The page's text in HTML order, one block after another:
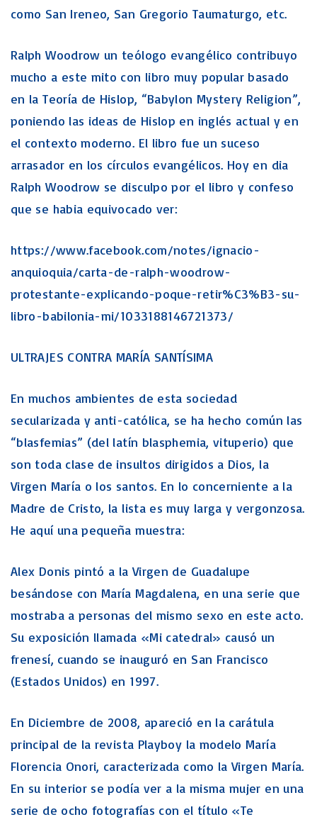
como San Ireneo, San Gregorio Taumaturgo, etc.
Ralph Woodrow un teólogo evangélico contribuyo
mucho a este mito con libro muy popular basado
en la Teoría de Hislop, “Babylon Mystery Religion”,
poniendo las ideas de Hislop en inglés actual y en
el contexto moderno. El libro fue un suceso
arrasador en los círculos evangélicos. Hoy en dia
Ralph Woodrow se disculpo por el libro y confeso
que se habia equivocado ver:
https://www.facebook.com/notes/ignacio-
anquioquia/carta-de-ralph-woodrow-
protestante-explicando-poque-retir%C3%B3-su-
libro-babilonia-mi/1033188146721373/
ULTRAJES CONTRA MARÍA SANTÍSIMA
En muchos ambientes de esta sociedad
secularizada y anti-católica, se ha hecho común las
“blasfemias” (del latín blasphemia, vituperio) que
son toda clase de insultos dirigidos a Dios, la
Virgen María o los santos. En lo concerniente a la
Madre de Cristo, la lista es muy larga y vergonzosa.
He aquí una pequeña muestra:
Alex Donis pintó a la Virgen de Guadalupe
besándose con María Magdalena, en una serie que
mostraba a personas del mismo sexo en este acto.
Su exposición llamada «Mi catedral» causó un
frenesí, cuando se inauguró en San Francisco
(Estados Unidos) en 1997.
En Diciembre de 2008, apareció en la carátula
principal de la revista Playboy la modelo María
Florencia Onori, caracterizada como la Virgen María.
En su interior se podía ver a la misma mujer en una
serie de ocho fotografías con el título «Te